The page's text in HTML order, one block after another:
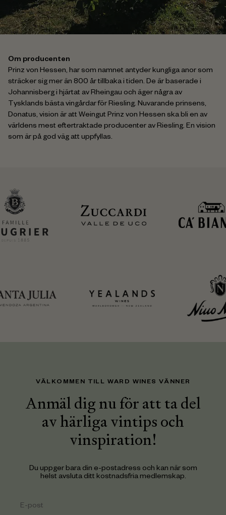
Om producenten
Prinz von Hessen, har som namnet antyder kungliga anor som
sträcker sig mer än 800 år tillbaka i tiden. De är baserade i
Johannisberg i hjärtat av Rheingau och äger några av
Tysklands bästa vingårdar för Riesling. Nuvarande prinsens,
Donatus, vision är att Weingut Prinz von Hessen ska bli en av
världens mest eftertraktade producenter av Riesling. En vision
som är på god väg att uppfyllas.
VÄLKOMMEN TILL WARD WINES VÄNNER
Anmäl dig nu för att ta del
av härliga vintips och
vinspiration!
Du uppger bara din e-postadress och kan när som
helst avsluta ditt kostnadsfria medlemskap.